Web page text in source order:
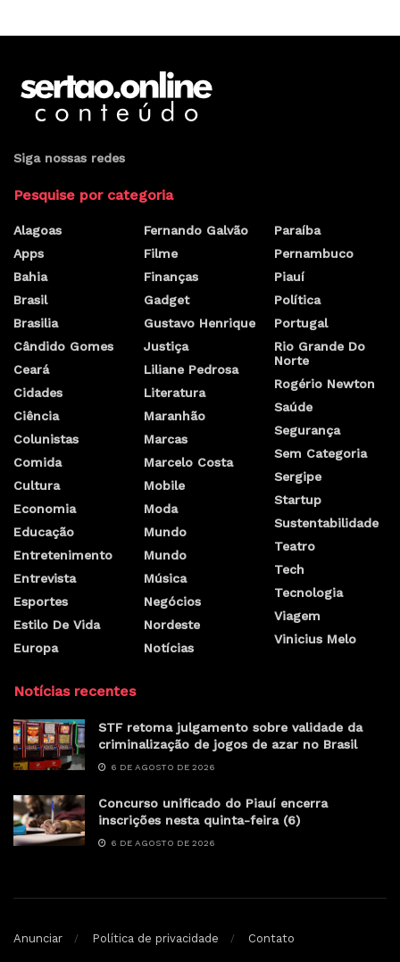
Siga nossas redes
Pesquise por categoria
Alagoas
Apps
Bahia
Brasil
Brasilia
Cândido Gomes
Ceará
Cidades
Ciência
Colunistas
Comida
Cultura
Economia
Educação
Entretenimento
Entrevista
Esportes
Estilo De Vida
Europa
Fernando Galvão
Filme
Finanças
Gadget
Gustavo Henrique
Justiça
Liliane Pedrosa
Literatura
Maranhão
Marcas
Marcelo Costa
Mobile
Moda
Mundo
Mundo
Música
Negócios
Nordeste
Notícias
Paraíba
Pernambuco
Piauí
Política
Portugal
Rio Grande Do
Norte
Rogério Newton
Saúde
Segurança
Sem Categoria
Sergipe
Startup
Sustentabilidade
Teatro
Tech
Tecnologia
Viagem
Vinicius Melo
Notícias recentes
STF retoma julgamento sobre validade da
criminalização de jogos de azar no Brasil
6 DE AGOSTO DE 2026
Concurso unificado do Piauí encerra
inscrições nesta quinta-feira (6)
6 DE AGOSTO DE 2026
Anunciar Política de privacidade Contato